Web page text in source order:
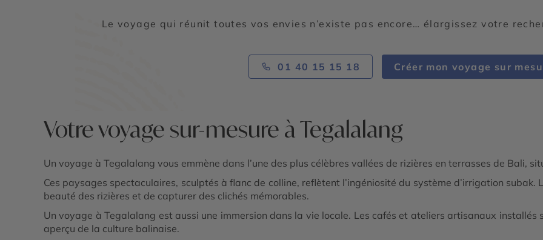
Le voyage qui réunit toutes vos envies n’existe pas encore… élargissez votre
01 40 15 15 18 Créer mon voyage sur
Votre voyage sur-mesure à Tegalalang
Un voyage à Tegalalang vous emmène dans l’une des plus célèbres vallées de rizières en terrasses de Bali,
Ces paysages spectaculaires, sculptés à flanc de colline, reflètent l’ingéniosité du système d’irrigation
beauté des rizières et de capturer des clichés mémorables.
Un voyage à Tegalalang est aussi une immersion dans la vie locale. Les cafés et ateliers artisanaux
aperçu de la culture balinaise.